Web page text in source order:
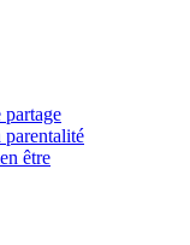
partage
parentalité
être